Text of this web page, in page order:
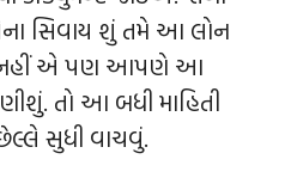
સિવાય શું તમે આ લોન
કે નહીં એ પણ આપણે આ
તો આ બધી માહિતી
સુધી વાચવું.